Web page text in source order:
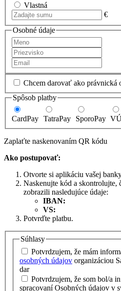
Vlastná
€
Osobné údaje
Chcem darovať ako právnická
Spôsob platby
CardPay TatraPay SporoPay
Zaplaťte naskenovaním QR kódu
Ako postupovať:
Otvorte si aplikáciu vašej
Naskenujte kód a skontrolujte,
zobrazili nasledujúce údaje:
IBAN:
VS:
Potvrďte platbu.
Súhlasy
Potvrdzujem, že mám
osobných údajov organizáciou
dar
Potvrdzujem, že som bol/a
spracovaní Osobných údajov v